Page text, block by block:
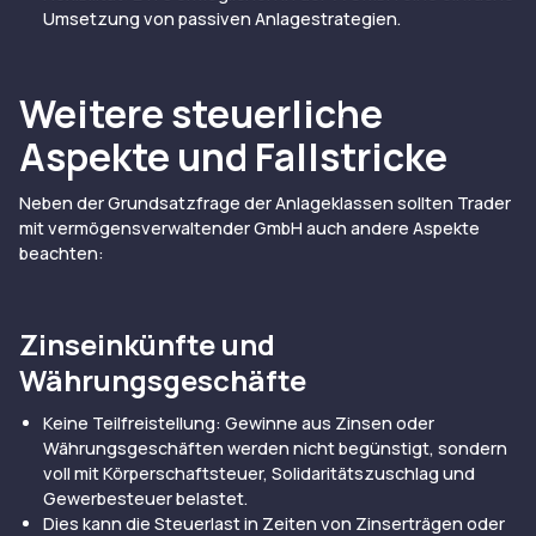
Umsetzung von passiven Anlagestrategien.
Weitere steuerliche
Aspekte und Fallstricke
Neben der Grundsatzfrage der Anlageklassen sollten Trader
mit vermögensverwaltender GmbH auch andere Aspekte
beachten:
Zinseinkünfte und
Währungsgeschäfte
Keine Teilfreistellung: Gewinne aus Zinsen oder
Währungsgeschäften werden nicht begünstigt, sondern
voll mit Körperschaftsteuer, Solidaritätszuschlag und
Gewerbesteuer belastet.
Dies kann die Steuerlast in Zeiten von Zinserträgen oder